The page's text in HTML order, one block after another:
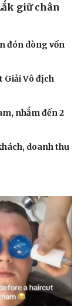
giữ chân
đón dòng vốn
Giải Vô địch
nhắm đến 2
doanh thu